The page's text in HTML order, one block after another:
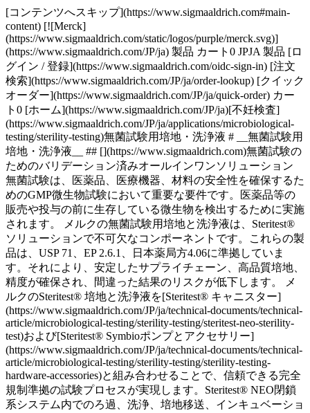
[コンテンツへスキップ](https://www.sigmaaldrich.com#main-content) [![Merck](https://www.sigmaaldrich.com/static/logos/purple/merck.svg)](https://www.sigmaaldrich.com/JP/ja) 製品 カート0 JPJA 製品 [ログイン / 登録](https://www.sigmaaldrich.com/oidc-sign-in) [注文検索](https://www.sigmaaldrich.com/JP/ja/order-lookup) [クイックオーダー](https://www.sigmaaldrich.com/JP/ja/quick-order) カート0 [ホーム](https://www.sigmaaldrich.com/JP/ja)[不妊検査](https://www.sigmaaldrich.com/JP/ja/applications/microbiological-testing/sterility-testing)無菌試験用培地・洗浄液 # __無菌試験用培地・洗浄液__ ## [](https://www.sigmaaldrich.com)無菌試験のためのバリデーション済みオールインワンソリューション 無菌試験は、医薬品、医療機器、材料の安全性を確保するためのGMP微生物試験において重要な要件です。医薬品等の販売や投与の前に生存している微生物を検出するために実施されます。 メルクの無菌試験用培地と洗浄液は、Steritest®ソリューションで不可欠なコンポーネントです。これらの製品は、USP 71、EP 2.6.1、日本薬局方4.06に準拠しています。それにより、安定したサプライチェーン、高品質培地、精度が確保され、間違った結果のリスクが低下します。 メルクのSteritest® 培地と洗浄液を[Steritest® キャニスター](https://www.sigmaaldrich.com/JP/ja/technical-documents/technical-article/microbiological-testing/sterility-testing/steritest-neo-sterility-test)および[Steritest® Symbioポンプとアクセサリー](https://www.sigmaaldrich.com/JP/ja/technical-documents/technical-article/microbiological-testing/sterility-testing/sterility-testing-hardware-accessories)と組み合わせることで、信頼できる完全規制準拠の試験プロセスが実現します。Steritest® NEO閉鎖系システム内でのろ過、洗浄、培地移送、インキュベーションを可能にして、クロスコンタミネーションのリスクを最小限に抑えます。特殊包装を用いて、供給に影響を与えずに発送中のボトルの完全性を保護しています。二重包装により、洗浄ワークフローがさらに最適化され、偽陽性／偽陰性結果が最小限に抑えられます。 ISO 9001に準拠した環境管理製造センターで製造されるメルクの培地と洗浄液では、USP、EP、JP法に基づくpH、無菌性、増殖性の試験などを含めた厳しい品質管理手順が実施されます。 - [無菌試験用培地](https://www.sigmaaldrich.com#refA) - [無菌試験用洗浄液・溶剤](https://www.sigmaaldrich.com#refB) - [二重包装の無菌試験用培地・洗浄液](https://www.sigmaaldrich.com#refC) - [特別な用途のカスタマイズされた培地](https://www.sigmaaldrich.com#refD) ## [](https://www.sigmaaldrich.com)無菌試験用培地 ![無菌試験用培地](https://www.sigmaaldrich.com/content/dam/cms-commons/sigmaaldrich/marketing/global/images/technical-documents/articles/microbiological-testing/sterility-testing/sterility-testing-culture-media-rinsing-fluids/sterility-testing-culture-media-rinsing-fluids-1.jpg "無菌試験用培地") メンブランフィルター法と直接法は、医薬品の無菌試験で推奨される2つの試験方法であり、これらの方法では、嫌気性菌ならびに好気性菌や真菌の増殖を促進するための各種培地でサンプルを培養する必要があります。サンプルは、32.5ºCと22.5ºCでそれぞれ14日間以上の培養後に判定します。培地に濁りがみられた場合は、微生物の増殖によるものかもしれないため、さらに検査しなければなりません。以下の培地が一般的に使用されています： ### ソイビーンカゼインダイジェスト培地（トリプチケースソイブロス、TSB） ソイビーンカゼインダイジェスト培地（トリプチケースソイブロス、TSB）は、好気性菌や真菌の検出に適した無菌試験用培地です。この培地の組成と増殖能は、USP、EP、およびJP基準に準拠しています。また、非滅菌製品の前培養にも使用されます。 ### 液状チオグリコール酸培地（FTM） 液状チオグリコール酸培地（FTM）は、本来、嫌気性細菌の検出を目的としています。ただし、好気性菌の検出も可能です。USP、EP、およびJPでは、抗生物質やバイオ医薬品などにおける消毒剤の石炭酸係数と殺胞子効果の決定のためにこの培地を推奨しています。しかし、透明な液体や水溶性材料の試験用です。 ### クリアチオグリコール酸培地 クリア液状チオグリコール酸培地は、標準的なFTMと同じ増殖性能があり、USP、EP、JPに準拠しています。寒天が含まれるためにわずかな濁りや曇りがあるFTMと比較して、このクリア液状チオグリコール酸培地は視覚的な透明度を向上します。わずかな濁りが存在するFTMと比較して、視覚的に透明度が高い培地は、多くのユーザーに好まれます。 | | | | | | |---------------------------------------------|----------------------------|--------|-----|--------------------------------------------------------------------------| | 培地ボトル | クロージャー | 容量（mL） | 入数 | 製品番号 | | __トリプチケースソイブロス、TSB、SCD（ソイビーンカゼインダイジェスト培地）__ | セプタム付きスクリューキャップ | 100 mL | 12 | [STBMTSB12](https://www.sigmaaldrich.com/JP/ja/product/mm/stbmtsb12) | | | セプタム付きスクリューキャップ（二重包装） | 100 mL | 12 | [STBMTSB12DP](https://www.sigmaaldrich.com/JP/ja/product/mm/stbmtsb12dp) | | | セプタム付きクリンプキャップ | 100 mL | 10 | [1.46317](https://www.sigmaaldrich.com/JP/ja/product/mm/146317) | | | 3つのミニセプタム付きスクリューキャップ | 100 mL | 10 | [1.46458](https://www.sigmaaldrich.com/JP/ja/product/mm/146458) | | | チューブ、 2つのミニセプタム付きスクリューキャップ | 9 mL | 20 | [1.46432](https://www.sigmaaldrich.com/JP/ja/product/mm/146432) | | | チューブ、2つのミニセプタム付きスクリューキャップ | 9 mL | 100 | [1.46432](https://www.sigmaaldrich.com/JP/ja/product/mm/146432) | | __液状チオグリコール酸培地（FTM）__ | セプタム付きスクリューキャップ | 100 mL | 12 | [STBMFTM12](https://www.sigmaaldrich.com/JP/ja/product/mm/stbmftm12) | | | セプタム付きスクリューキャップ（二重包装） | 100 mL | 12 | [STBMFTM12DP](https://www.sigmaaldrich.com/JP/ja/product/mm/stbmftm12dp) | | | セプタム付きクリンプキャップ | 100 mL | 10 | [1.46406](https://www.sigmaaldrich.com/JP/ja/product/mm/146406) | | | チューブ、2つのミニセプタム付きスクリューキャップ | 10 mL | 20 | [1.46139](https://www.sigmaaldrich.com/JP/ja/product/mm/146139) | | | チューブ、2つのミニセプタム付きスクリューキャップ | 10 mL | 100 | [1.46139](https://www.sigmaaldrich.com/JP/ja/product/mm/146139) | | | チューブ、2つのミニセプタム付きスクリューキャップ | 9 mL | 20 | [1.46220](https://www.sigmaaldrich.com/JP/ja/product/mm/146220) | | | チューブ、2つのミニセプタム付きスクリューキャップ | 9 mL | 100 | [1.46220](https://www.sigmaaldrich.com/JP/ja/product/mm/146220) | | __クリア液状チオグリコール酸培地（CTM）__ | セプタム付きスクリューキャップ | 100 mL | 12 | [STBMCTM12](https://www.sigmaaldrich.com/JP/ja/product/mm/stbmctm12) | | | セプタム付きスクリューキャップ（二重包装） | 100 mL | 12 | [STBMCTM12DP](https://www.sigmaaldrich.com/JP/ja/product/mm/stbmctm12dp) | | | セプタム付きクリンプキャップ | 100 mL | 10 | [1.46456](https://www.sigmaaldrich.com/JP/ja/product/mm/146456) | | | 赤のスクリューキャップとセプタム | 100 mL | 10 | [1.46333](https://www.sigmaaldrich.com/JP/ja/product/mm/146333) | __表1.__無菌試験用培地。詳細については、製品番号をクリックしてください。 ## [](https://www.sigmaaldrich.com)無菌試験用洗浄液・溶剤 ![無菌試験用洗浄液](https://www.sigmaaldrich.com/content/dam/cms-commons/sigmaaldrich/marketing/global/images/technical-documents/articles/microbiological-testing/sterility-testing/sterility-testing-culture-media-rinsing-fluids/sterility-testing-culture-media-rinsing-fluids-2.jpg "無菌試験用洗浄液") 洗浄液は、医薬品のメンブランフィルター法による無菌試験で希釈や洗浄のための溶液として使用されます。メルクのすぐに使える洗浄液は、最高レベルの品質と高い信頼性を提供します。薬局方要件を満たすように組成され、試験されています。洗浄液は、液体経路が無菌とラベル表示されている輸液や注入アセンブリなどの中空チューブのフラッシングによる医療機器の無菌試験のために使用されます。 ### 洗浄液A 洗浄液 Aは、一般的な洗浄バッファーとして適しており、ほとんどのサンプルに対応します。サンプルの溶解や希釈、市販の微生物の調整または微生物の輸送媒体として優れています。 ### 洗浄液D 洗浄液 Dは、レシチンや油分を含む試験サンプルに適しており、ほとんどの抗生物質に対応します。デバイスの無菌経路の洗浄に優れており、医療機器の試験の洗浄でよく使用されます。 ### 洗浄液K 洗浄液 Kはワセリン、油脂、油性溶液を含む試験サンプルに適しています。医療機器の経路の洗浄、およびろ過や溶解が難しいサンプルに最適です。 ### 滅菌ミリスチン酸イソプロピル（IPM） [滅菌ミリスチン酸イソプロピル（IPM）](https://www.sigmaaldrich.com/JP/ja/product/mm/146628) は、緑色の[Steritest® キャニスター](https://www.sigmaaldrich.com/JP/ja//technical-documents/technical-article/microbiological-testing/sterility-testing/steritest-neo-sterility-test?#solution-for-Products)と併用して、メンブレンろ過前の粘性の高い製品、軟膏、クリームの溶解性を高めます。 | | | | | | |---------------------|-----------------------|--------|----|--------------------------------------------------------------------------| | 洗浄液ボトル | クロージャー | 容量（mL） | 入数 | 製品番号 | | USP 洗浄液 A | セプタム付きスクリューキャップ | 600 mL | 4 | [STBMRFA64](https://www.sigmaaldrich.com/JP/ja/product/mm/stbmrfa64) | | | セプタム付きクリンプキャップ | 600 mL | 6 | [STBMRFA34](https://www.sigmaaldrich.com/JP/ja/product/mm/stbmrfa34) | | | セプタム付きスクリューキャップ | 300 mL | 4 | [STBMRFA34](https://www.sigmaaldrich.com/JP/ja/product/mm/stbmrfa34) | | | セプタム付きクリンプキャップ | 300 mL | 6 | [1.46415](https://www.sigmaaldrich.com/JP/ja/product/mm/146415) | | | セプタム付きスクリューキャップ | 100 mL | 12 | [STBMRFA12](https://www.sigmaaldrich.com/JP/ja/product/mm/stbmrfa12) | | | セプタム付きスクリューキャップ（二重包装） | 100 mL | 12 | [STBMRFA12DP](https://www.sigmaaldrich.com/JP/ja/product/mm/stbmrfa12dp) | | | セプタム付きクリンプキャップ | 100 mL | 10 | [1.46470](https://www.sigmaaldrich.com/JP/ja/product/mm/146470) | | USP洗浄液 D | セプタム付きクリンプキャップ | 300 mL | 6 | [1.46483](https://www.sigmaaldrich.com/JP/ja/product/mm/146483) | | | セプタム付きスクリューキャップ | 300 mL | 4 | [STBMRFD34](https://www.sigmaaldrich.com/JP/ja/product/mm/stbmrfd34) | | USP洗浄液 K | セプタム付きスクリューキャップ | 300 mL | 4 | [STBMRFK34](https://www.sigmaaldrich.com/JP/ja/product/mm/stbmrfk34) | | | セプタム付きクリンプキャップ | 300 mL | 6 | [146415](https://www.sigmaaldrich.com/JP/ja/product/mm/146415) | | 滅菌ミリスチン酸イソプロピル（IPM） | セプタム付きクリンプキャップ | 360 mL | 6 | [146628](https://www.sigmaaldrich.com/JP/ja/product/mm/146628) | __表2__.無菌試験用洗浄液と包装情報詳細については、製品番号をクリックしてください。 ## [](https://www.sigmaaldrich.com)二重包装の無菌試験用培地・洗浄液 ![二重包装の無菌試験用培地と洗浄液](https://www.sigmaaldrich.com/content/dam/cms-commons/sigmaaldrich/marketing/global/images/technical-documents/articles/microbiological-testing/sterility-testing/sterility-testing-culture-media-rinsing-fluids/sterility-testing-culture-media-rinsing-fluids-3.jpg "二重包装の無菌試験用培地と洗浄液") 滅菌された二重のTyvek 包装によって、ラミナーフローフードにおける交差汚染リスクを最小化し、アイソレーターチャンバーの除染を効率的に行うことができます。これらの製品は、100 mL のスクリューキャップボトルとセプタム付きスクリューキャップの形で提供します。保護キャップとセプタムの間のスペースを含む包装の滅菌効率は、生物学的指標を用いてバッチごとに検証されます。二重包装の無菌試験用培地と洗浄液の特長： - 洗浄手順を合理化・最適化 - 交差汚染や間違った結果が得られるリスクが最小限 - 試験環境に対するバイオ